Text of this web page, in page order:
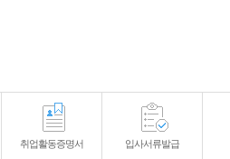
취업활동증명서 입사서류발급